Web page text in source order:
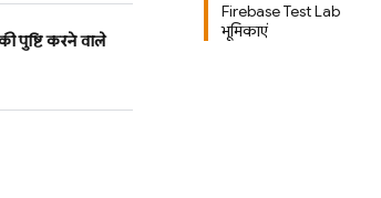
Firebase Test Lab
भूमिकाएं
पुष्टि करने वाले